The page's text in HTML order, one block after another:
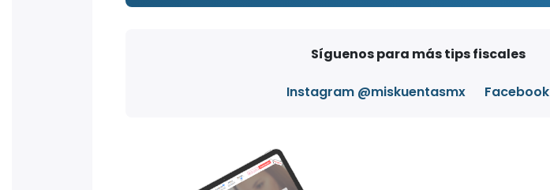
Síguenos para más tips fiscales
Instagram @miskuentasmx Facebook